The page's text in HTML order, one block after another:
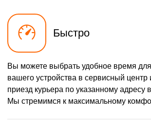
Быстро
Вы можете выбрать удобное время
вашего устройства в сервисный центр
приезд курьера по указанному адресу
Мы стремимся к максимальному